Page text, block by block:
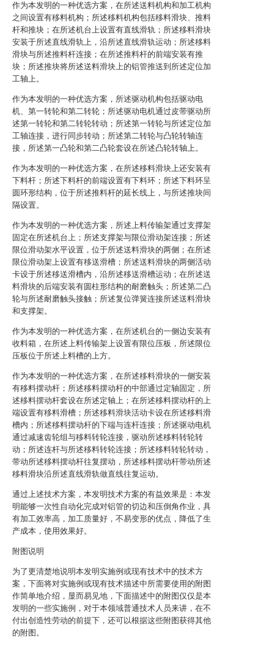
作为本发明的一种优选方案，在所述送料机构和加工机构
之间设置有移料机构；所述移料机构包括移料滑块、推料
杆和推块；在所述机台上设置有直线滑轨；所述移料滑块
安装于所述直线滑轨上，沿所述直线滑轨运动；所述移料
滑块与所述推料杆连接；在所述推料杆的前端安装有推
块；所述推块将所述送料滑块上的铝管推送到所述定位加
工轴上。
作为本发明的一种优选方案，所述驱动机构包括驱动电
机、第一转轮和第二转轮；所述驱动电机通过皮带驱动所
述第一转轮和第二转轮转动；所述第一转轮与所述定位加
工轴连接，进行同步转动；所述第二转轮与凸轮转轴连
接，所述第一凸轮和第二凸轮套设在所述凸轮转轴上。
作为本发明的一种优选方案，在所述移料滑块上还安装有
下料杆；所述下料杆的前端设置有下料环；所述下料环呈
圆环形结构，位于所述推料杆的延长线上，与所述推块间
隔设置。
作为本发明的一种优选方案，所述上料传输架通过支撑架
固定在所述机台上；所述支撑架与限位滑动架连接；所述
限位滑动架水平设置，位于所述送料滑块的两侧；在所述
限位滑动架上设置有移送滑槽；所述送料滑块的两侧活动
卡设于所述移送滑槽内，沿所述移送滑槽运动；在所述送
料滑块的后端安装有圆柱形结构的耐磨触头；所述第二凸
轮与所述耐磨触头接触；所述复位弹簧连接所述送料滑块
和支撑架。
作为本发明的一种优选方案，在所述机台的一侧边安装有
收料箱，在所述上料传输架上设置有限位压板，所述限位
压板位于所述上料槽的上方。
作为本发明的一种优选方案，在所述移料滑块的一侧安装
有移料摆动杆；所述移料摆动杆的中部通过定轴固定，所
述移料摆动杆套设在所述定轴上；在所述移料摆动杆的上
端设置有移料滑槽；所述移料滑块活动卡设在所述移料滑
槽内；所述移料摆动杆的下端与连杆连接；所述驱动电机
通过减速齿轮组与移料转轮连接，驱动所述移料转轮转
动；所述连杆与所述移料转轮连接；所述移料转轮转动，
带动所述移料摆动杆往复摆动，所述移料摆动杆带动所述
移料滑块沿所述直线滑轨做直线往复运动。
通过上述技术方案，本发明技术方案的有益效果是：本发
明能够一次性自动化完成对铝管的切边和压倒角作业，具
有加工效率高，加工质量好，不易变形的优点，降低了生
产成本，使用效果好。
附图说明
为了更清楚地说明本发明实施例或现有技术中的技术方
案，下面将对实施例或现有技术描述中所需要使用的附图
作简单地介绍，显而易见地，下面描述中的附图仅仅是本
发明的一些实施例，对于本领域普通技术人员来讲，在不
付出创造性劳动的前提下，还可以根据这些附图获得其他
的附图。